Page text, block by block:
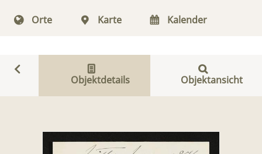
Orte Karte Kalender
Objektdetails Objektansicht